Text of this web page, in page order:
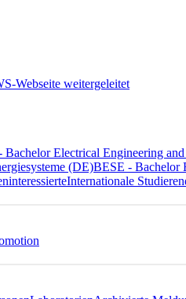
Bachelor Electrical Engineering
(DE)BESE - Bachelor
Internationale